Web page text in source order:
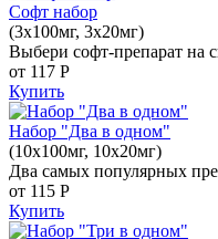
Софт набор
(3x100мг, 3x20мг)
Выбери софт-препарат на
от 117 Р
Купить
Набор "Два в одном"
(10x100мг, 10x20мг)
Два самых популярных
от 115 Р
Купить